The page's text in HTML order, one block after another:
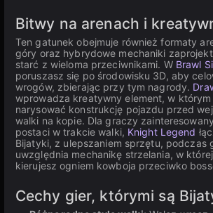
Bitwy na arenach i
Ten gatunek obejmuje również formaty
góry oraz hybrydowe mechaniki
starć z wieloma przeciwnikami. W Brawl
poruszasz się po środowisku 3D, aby
wrogów, zbierając przy tym nagrody.
wprowadza kreatywny element, w którym
narysować konstrukcję pojazdu przed
walki na kopie. Dla graczy
postaci w trakcie walki, Knight Legend
Bijatyki, z ulepszaniem sprzętu, podczas
uwzględnia mechanikę strzelania, w
kierujesz ogniem kowboja przeciwko
Cechy gier, którymi są